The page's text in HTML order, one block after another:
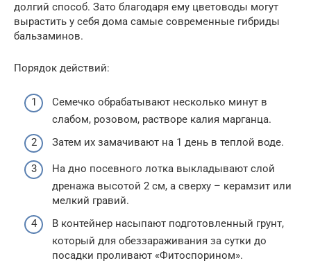
долгий способ. Зато благодаря ему цветоводы могут
вырастить у себя дома самые современные гибриды
бальзаминов.
Порядок действий:
Семечко обрабатывают несколько минут в
слабом, розовом, растворе калия марганца.
Затем их замачивают на 1 день в теплой воде.
На дно посевного лотка выкладывают слой
дренажа высотой 2 см, а сверху – керамзит или
мелкий гравий.
В контейнер насыпают подготовленный грунт,
который для обеззараживания за сутки до
посадки проливают «Фитоспорином».